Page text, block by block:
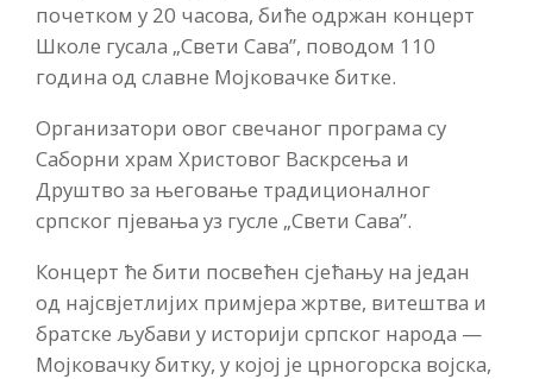
почетком у 20 часова, биће одржан концерт
Школе гусала „Свети Сава”, поводом 110
година од славне Мојковачке битке.
Организатори овог свечаног програма су
Саборни храм Христовог Васкрсења и
Друштво за његовање традиционалног
српског пјевања уз гусле „Свети Сава”.
Концерт ће бити посвећен сјећању на један
од најсвјетлијих примјера жртве, витештва и
братске љубави у историји српског народа —
Мојковачку битку, у којој је црногорска војска,